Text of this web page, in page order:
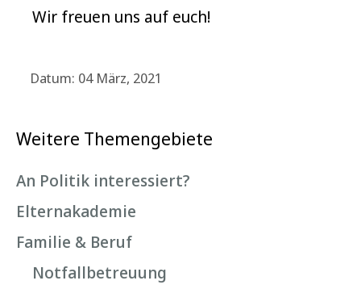
Wir freuen uns auf euch!
Datum: 04 März, 2021
Weitere Themengebiete
An Politik interessiert?
Elternakademie
Familie & Beruf
Notfallbetreuung